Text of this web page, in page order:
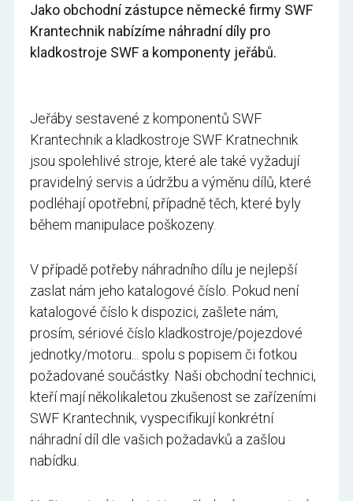
Jako obchodní zástupce německé firmy SWF
Krantechnik nabízíme náhradní díly pro
kladkostroje SWF a komponenty jeřábů.
Jeřáby sestavené z komponentů SWF
Krantechnik a kladkostroje SWF Kratnechnik
jsou spolehlivé stroje, které ale také vyžadují
pravidelný servis a údržbu a výměnu dílů, které
podléhají opotřební, případně těch, které byly
během manipulace poškozeny.
V případě potřeby náhradního dílu je nejlepší
zaslat nám jeho katalogové číslo. Pokud není
katalogové číslo k dispozici, zašlete nám,
prosím, sériové číslo kladkostroje/pojezdové
jednotky/motoru... spolu s popisem či fotkou
požadované součástky. Naši obchodní technici,
kteří mají několikaletou zkušenost se zařízeními
SWF Krantechnik, vyspecifikují konkrétní
náhradní díl dle vašich požadavků a zašlou
nabídku.